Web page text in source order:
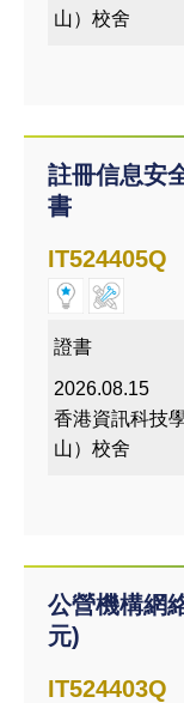
山）校舍
註冊信息安
書
IT524405Q
證書
2026.08.15
香港資訊科技
山）校舍
公營機構網
元)
IT524403Q